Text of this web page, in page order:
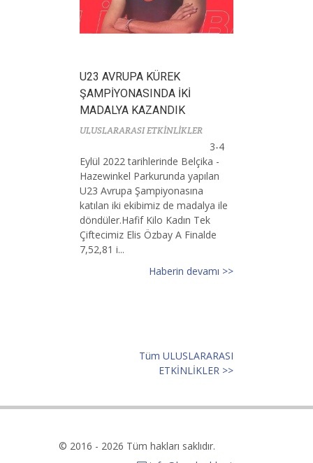
U23 AVRUPA KÜREK
ŞAMPİYONASINDA İKİ
MADALYA KAZANDIK
ULUSLARARASI ETKİNLİKLER
3-4
Eylül 2022 tarihlerinde Belçika -
Hazewinkel Parkurunda yapılan
U23 Avrupa Şampiyonasına
katılan iki ekibimiz de madalya ile
döndüler.Hafif Kilo Kadın Tek
Çiftecimiz Elis Özbay A Finalde
7,52,81 i...
Haberin devamı >>
Tüm ULUSLARARASI
ETKİNLİKLER >>
© 2016 - 2026 Tüm hakları saklıdır.